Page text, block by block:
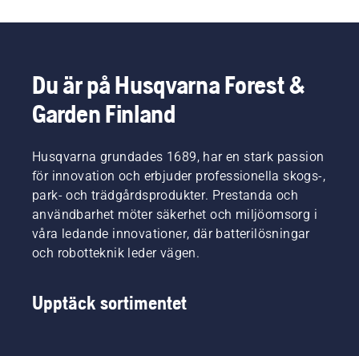
Du är på Husqvarna Forest &
Garden Finland
Husqvarna grundades 1689, har en stark passion
för innovation och erbjuder professionella skogs-,
park- och trädgårdsprodukter. Prestanda och
användbarhet möter säkerhet och miljöomsorg i
våra ledande innovationer, där batterilösningar
och robotteknik leder vägen.
Upptäck sortimentet